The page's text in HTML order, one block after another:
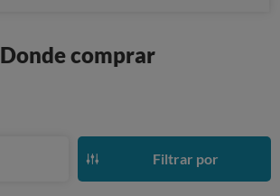
Donde comprar
Filtrar por